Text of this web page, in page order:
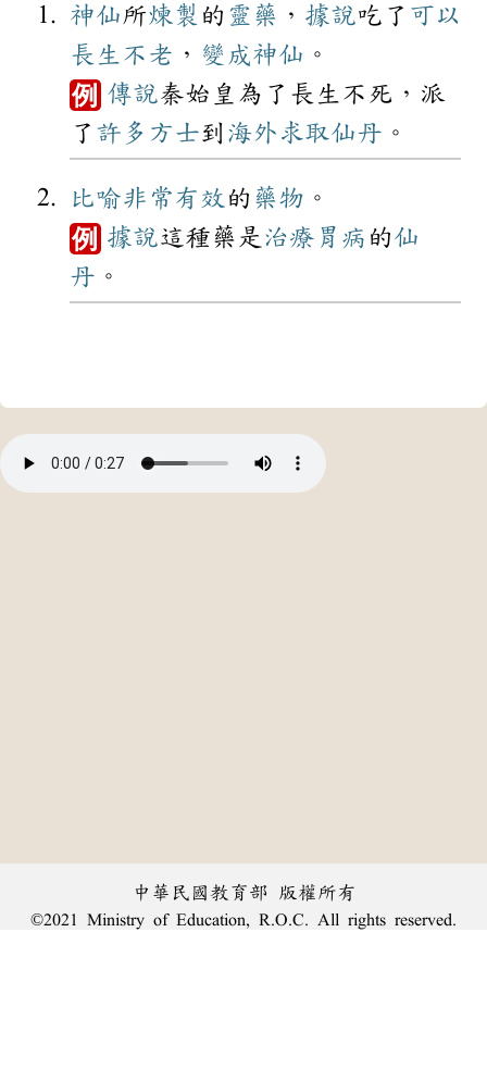
神仙所煉製 的 靈藥 ， 據說吃了 可以
長生不老 ， 變成 神仙 。
例 傳說秦始皇為了長生不死，派
了 許多 方士到 海外 求取仙丹 。
比喻非常有效 的 藥物 。
例 據說這種藥是 治療 胃病 的仙
丹 。
中華民國教育部 版權所有
©2021 Ministry of Education, R.O.C. All rights reserved.